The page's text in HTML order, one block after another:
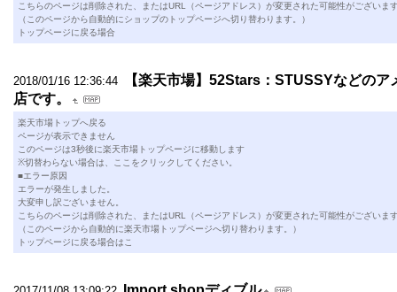
こちらのページは削除された、またはURL（ページアドレス）が変更された可能性がございま
（このページから自動的にショップのトップページへ切り替わります。）
トップページに戻る場合
2018/01/16 12:36:44
【楽天市場】52Stars：STUSSYなどの
店です。
楽天市場トップへ戻る
ページが表示できません
このページは3秒後に楽天市場トップページに移動します
※切替わらない場合は、ここをクリックしてください。
■エラー原因
エラーが発生しました。
大変申し訳ございません。
こちらのページは削除された、またはURL（ページアドレス）が変更された可能性がございま
（このページから自動的に楽天市場トップページへ切り替わります。）
トップページに戻る場合はこ